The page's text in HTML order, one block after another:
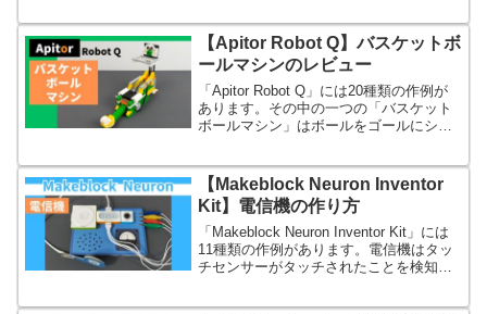
【Apitor Robot Q】バスケットボ
ールマシンのレビュー
「Apitor Robot Q」には20種類の作例が
あります。その中の一つの「バスケット
ボールマシン」はボールをゴールにシュ
【Makeblock Neuron Inventor
Kit】電信機の作り方
「Makeblock Neuron Inventor Kit」には
11種類の作例があります。電信機はタッ
チセンサーがタッチされたことを検知す